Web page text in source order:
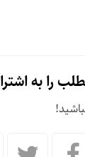
را به